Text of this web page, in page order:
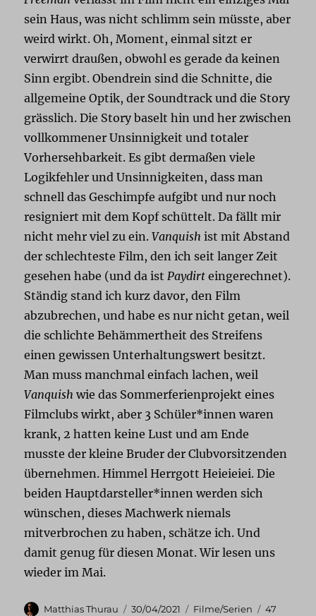
sein Haus, was nicht schlimm sein müsste, aber
weird wirkt. Oh, Moment, einmal sitzt er
verwirrt draußen, obwohl es gerade da keinen
Sinn ergibt. Obendrein sind die Schnitte, die
allgemeine Optik, der Soundtrack und die Story
grässlich. Die Story baselt hin und her zwischen
vollkommener Unsinnigkeit und totaler
Vorhersehbarkeit. Es gibt dermaßen viele
Logikfehler und Unsinnigkeiten, dass man
schnell das Geschimpfe aufgibt und nur noch
resigniert mit dem Kopf schüttelt. Da fällt mir
nicht mehr viel zu ein.Vanquish ist mit Abstand
der schlechteste Film, den ich seit langer Zeit
gesehen habe (und da ist Paydirteingerechnet).
Ständig stand ich kurz davor, den Film
abzubrechen, und habe es nur nicht getan, weil
die schlichte Behämmertheit des Streifens
einen gewissen Unterhaltungswert besitzt.
Man muss manchmal einfach lachen, weil
Vanquish wie das Sommerferienprojekt eines
Filmclubs wirkt, aber 3 Schüler*innen waren
krank, 2 hatten keine Lust und am Ende
musste der kleine Bruder der Clubvorsitzenden
übernehmen. Himmel Herrgott Heieieiei. Die
beiden Hauptdarsteller*innen werden sich
wünschen, dieses Machwerk niemals
mitverbrochen zu haben, schätze ich. Und
damit genug für diesen Monat. Wir lesen uns
wieder im Mai.
Autor
Matthias Thurau
Veröffentlicht
30/04/2021 Kategorien
Filme/Serien
47